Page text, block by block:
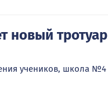
новый тротуар
учеников, школа №4